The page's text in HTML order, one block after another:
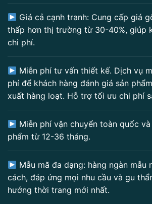
Giá cả cạnh tranh: Cung cấp giá
thấp hơn thị trường từ 30-40%, giúp
chi phí.
Miễn phí tư vấn thiết kế. Dịch vụ
phí để khách hàng đánh giá sản
xuất hàng loạt. Hỗ trợ tối ưu chi phí
Miễn phí vận chuyển toàn quốc
phẩm từ 12-36 tháng.
Mẫu mã đa dạng: hàng ngàn mẫu
cách, đáp ứng mọi nhu cầu và gu
hướng thời trang mới nhất.